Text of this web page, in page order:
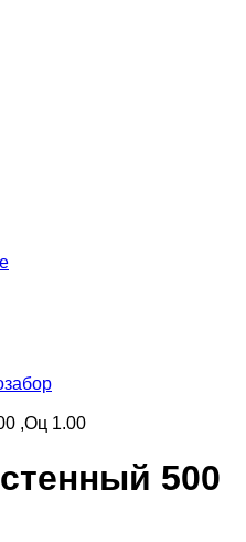
,Оц 1.00
500